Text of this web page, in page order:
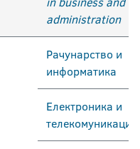
administration
Рачунарство и
информатика
Електроника и
телекомуникације